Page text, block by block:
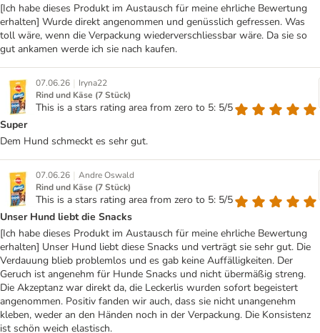
[Ich habe dieses Produkt im Austausch für meine ehrliche Bewertung
erhalten] Wurde direkt angenommen und genüsslich gefressen. Was
toll wäre, wenn die Verpackung wiederverschliessbar wäre. Da sie so
gut ankamen werde ich sie nach kaufen.
07.06.26 | Iryna22
Rind und Käse (7 Stück)
This is a stars rating area from zero to 5: 5/5
Super
Dem Hund schmeckt es sehr gut.
07.06.26 | Andre Oswald
Rind und Käse (7 Stück)
This is a stars rating area from zero to 5: 5/5
Unser Hund liebt die Snacks
[Ich habe dieses Produkt im Austausch für meine ehrliche Bewertung
erhalten] Unser Hund liebt diese Snacks und verträgt sie sehr gut. Die
Verdauung blieb problemlos und es gab keine Auffälligkeiten. Der
Geruch ist angenehm für Hunde Snacks und nicht übermäßig streng.
Die Akzeptanz war direkt da, die Leckerlis wurden sofort begeistert
angenommen. Positiv fanden wir auch, dass sie nicht unangenehm
kleben, weder an den Händen noch in der Verpackung. Die Konsistenz
ist schön weich elastisch.